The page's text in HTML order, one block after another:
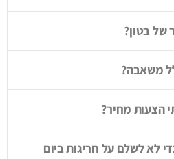
של בטון?
משאבה?
הצעות מחיר?
לא לשלם על חריגות ביום